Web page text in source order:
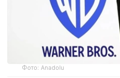
Фото: Аnadolu